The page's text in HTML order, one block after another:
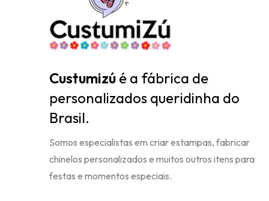
Custumizú é a fábrica de
personalizados queridinha do
Brasil.
Somos especialistas em criar estampas, fabricar
chinelos personalizados e muitos outros itens para
festas e momentos especiais.